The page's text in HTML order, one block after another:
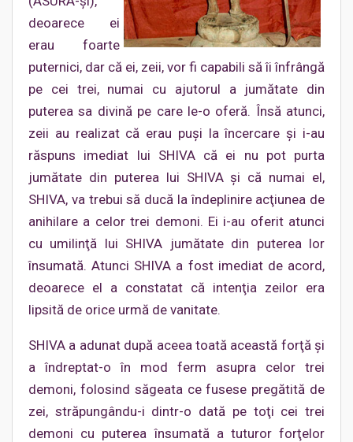
deoarece ei
erau foarte
puternici, dar că ei, zeii, vor fi capabili să îi înfrângă
pe cei trei, numai cu ajutorul a jumătate din
puterea sa divină pe care le-o oferă. Însă atunci,
zeii au realizat că erau puşi la încercare şi i-au
răspuns imediat lui SHIVA că ei nu pot purta
jumătate din puterea lui SHIVA şi că numai el,
SHIVA, va trebui să ducă la îndeplinire acţiunea de
anihilare a celor trei demoni. Ei i-au oferit atunci
cu umilinţă lui SHIVA jumătate din puterea lor
însumată. Atunci SHIVA a fost imediat de acord,
deoarece el a constatat că intenţia zeilor era
lipsită de orice urmă de vanitate.
SHIVA a adunat după aceea toată această forţă şi
a îndreptat-o în mod ferm asupra celor trei
demoni, folosind săgeata ce fusese pregătită de
zei, străpungându-i dintr-o dată pe toţi cei trei
demoni cu puterea însumată a tuturor forţelor